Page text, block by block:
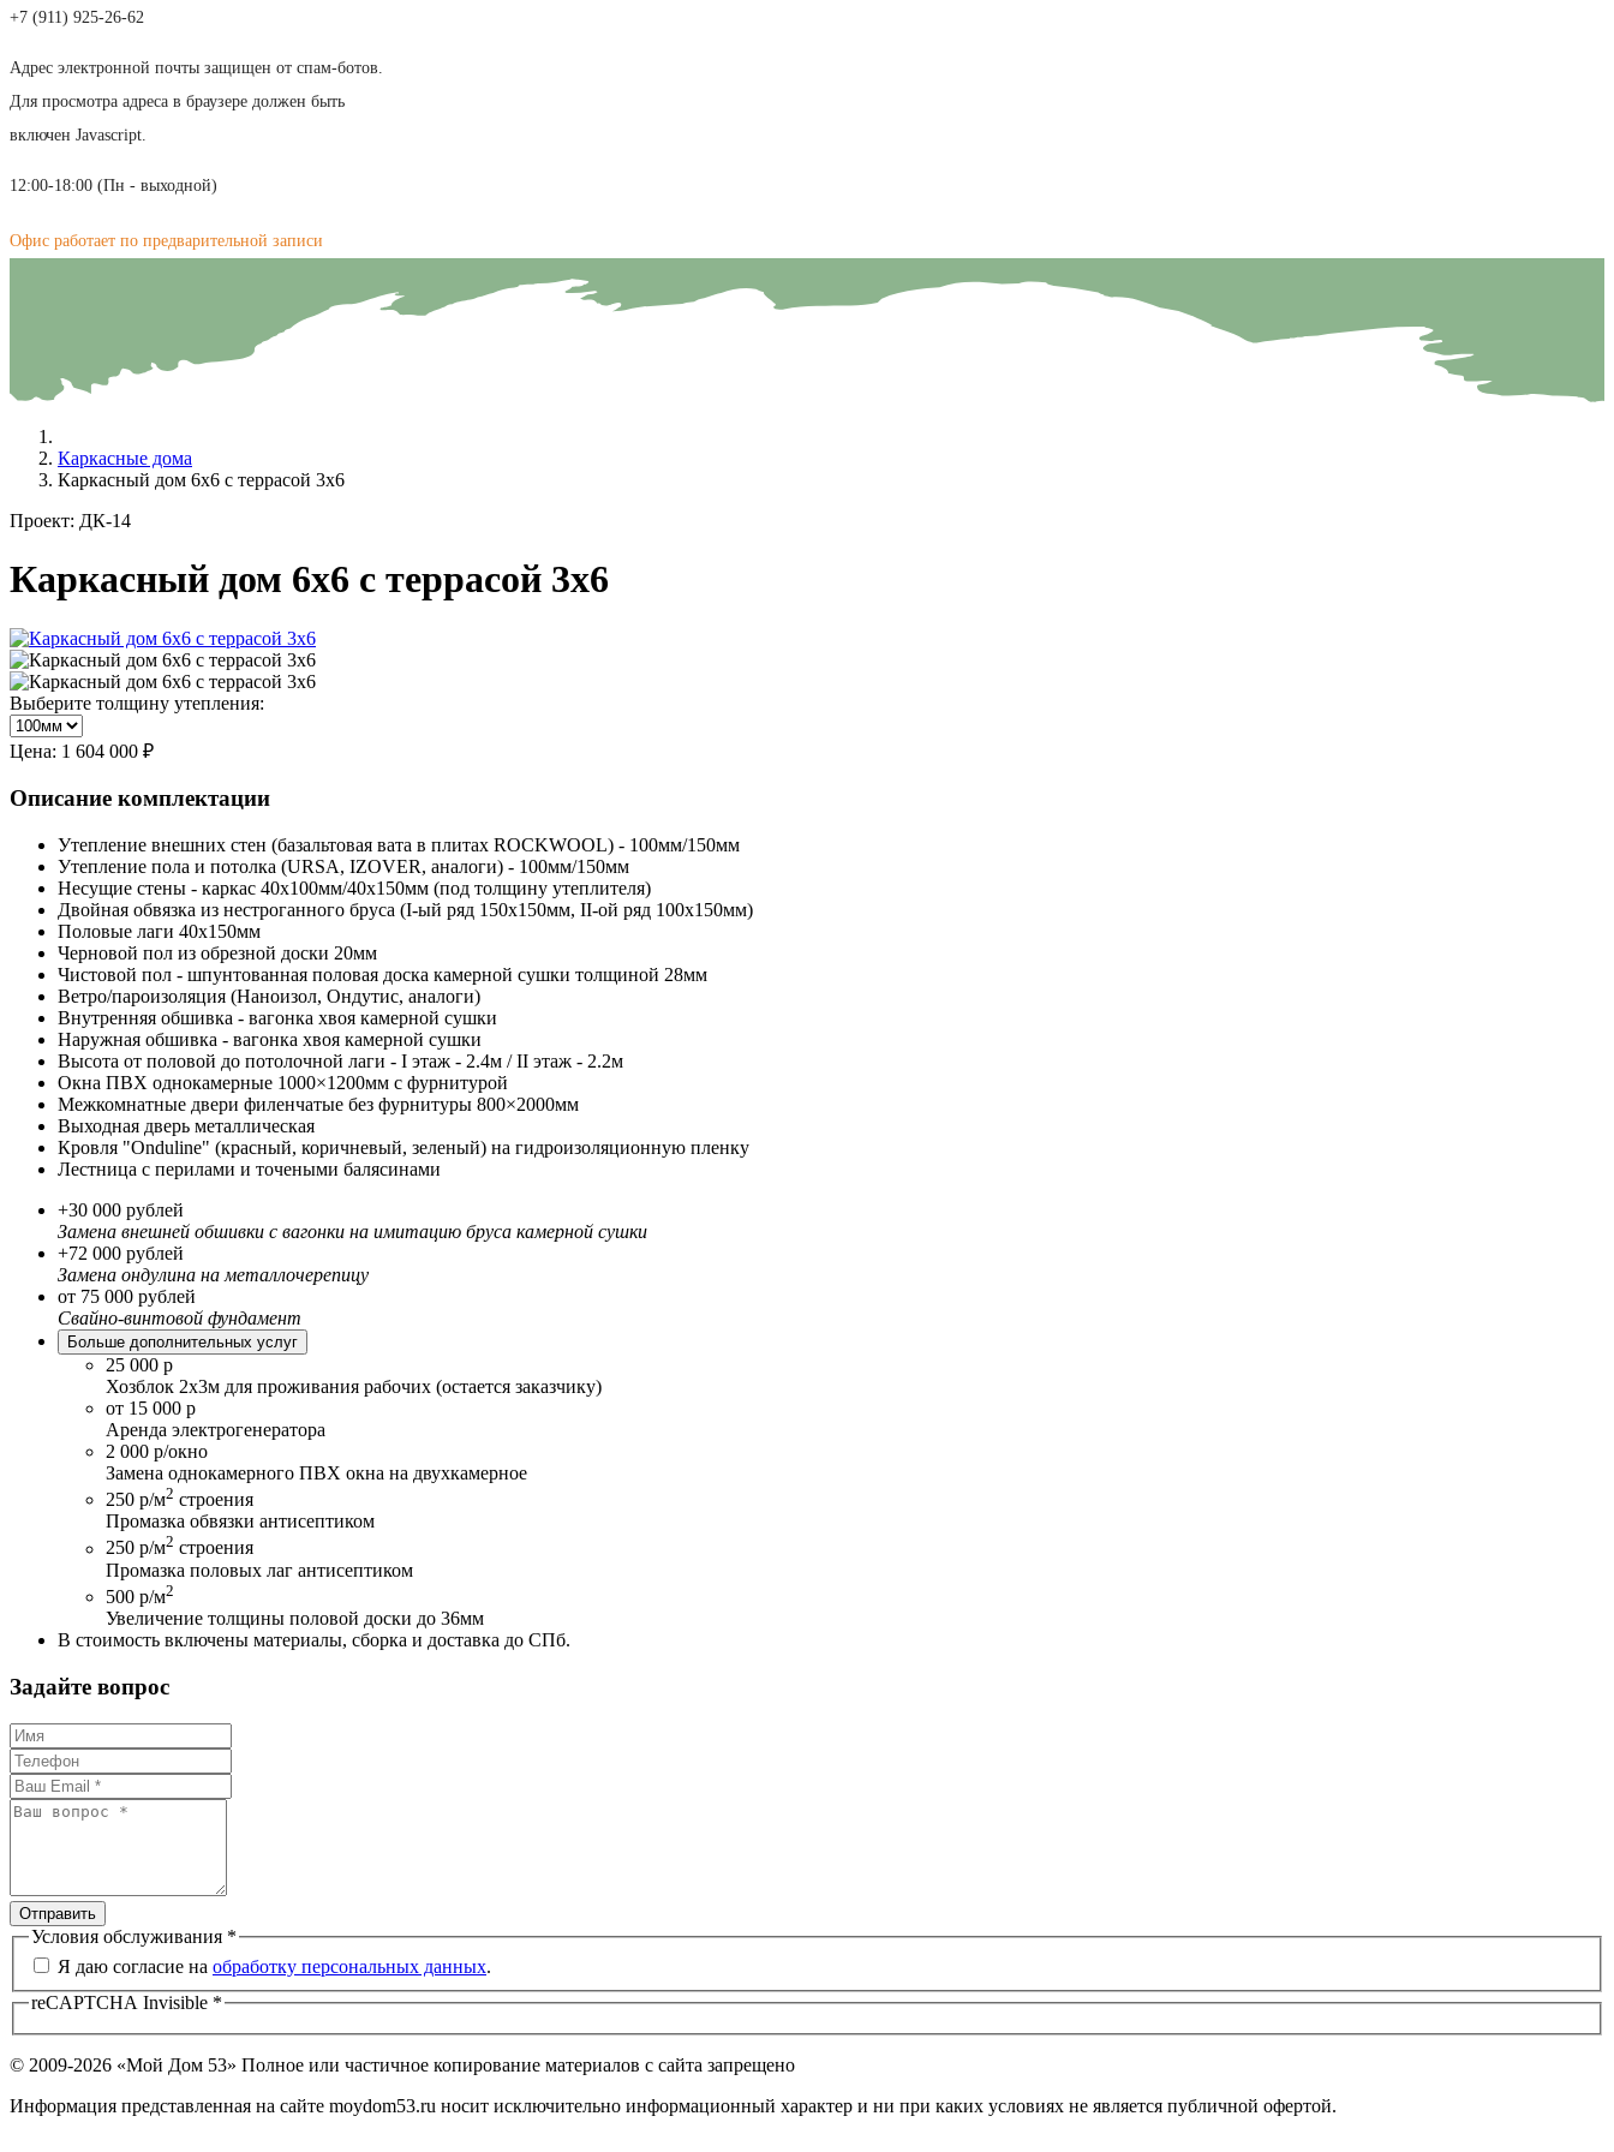
+7 (911) 925-26-62
Адрес электронной почты защищен от спам-ботов.
Для просмотра адреса в браузере должен быть
включен Javascript.
12:00-18:00 (Пн - выходной)
Офис работает по предварительной записи
Каркасные дома
Каркасный дом 6х6 с террасой 3х6
Проект: ДК-14
Каркасный дом 6х6 с террасой 3х6
Выберите толщину утепления:
Цена: 1 604 000 ₽
Описание комплектации
Утепление внешних стен (базальтовая вата в плитах ROCKWOOL) - 100мм/150мм
Утепление пола и потолка (URSA, IZOVER, аналоги) - 100мм/150мм
Несущие стены - каркас 40х100мм/40х150мм (под толщину утеплителя)
Двойная обвязка из нестроганного бруса (I-ый ряд 150х150мм, II-ой ряд 100х150мм)
Половые лаги 40х150мм
Черновой пол из обрезной доски 20мм
Чистовой пол - шпунтованная половая доска камерной сушки толщиной 28мм
Ветро/пароизоляция (Наноизол, Ондутис, аналоги)
Внутренняя обшивка - вагонка хвоя камерной сушки
Наружная обшивка - вагонка хвоя камерной сушки
Высота от половой до потолочной лаги - I этаж - 2.4м / II этаж - 2.2м
Окна ПВХ однокамерные 1000×1200мм с фурнитурой
Межкомнатные двери филенчатые без фурнитуры 800×2000мм
Выходная дверь металлическая
Кровля "Onduline" (красный, коричневый, зеленый) на гидроизоляционную пленку
Лестница с перилами и точеными балясинами
+30 000 рублей
Замена внешней обшивки с вагонки на имитацию бруса камерной сушки
+72 000 рублей
Замена ондулина на металлочерепицу
от 75 000 рублей
Свайно-винтовой фундамент
Больше дополнительных услуг
25 000 р
Хозблок 2х3м для проживания рабочих (остается заказчику)
от 15 000 р
Аренда электрогенератора
2 000 р/окно
Замена однокамерного ПВХ окна на двухкамерное
250 р/м2 строения
Промазка обвязки антисептиком
250 р/м2 строения
Промазка половых лаг антисептиком
500 р/м2
Увеличение толщины половой доски до 36мм
В стоимость включены материалы, сборка и доставка до СПб.
Задайте вопрос
Отправить
Условия обслуживания *
Я даю согласие на обработку персональных данных.
reCAPTCHA Invisible *
© 2009-2026 «Мой Дом 53» Полное или частичное копирование материалов с сайта запрещено
Информация представленная на сайте moydom53.ru носит исключительно информационный характер и ни при каких условиях не является публичной офертой.